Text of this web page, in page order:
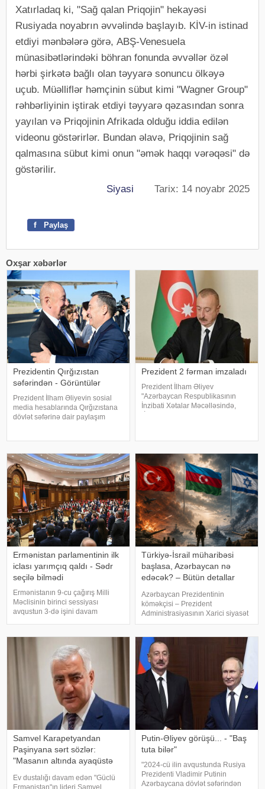
Xatırladaq ki, "Sağ qalan Priqojin" hekayəsi
Rusiyada noyabrın əvvəlində başlayıb. KİV-in istinad
etdiyi mənbələrə görə, ABŞ-Venesuela
münasibətlərindəki böhran fonunda əvvəllər özəl
hərbi şirkətə bağlı olan təyyarə sonuncu ölkəyə
uçub. Müəlliflər həmçinin sübut kimi "Wagner Group"
rəhbərliyinin iştirak etdiyi təyyarə qəzasından sonra
yayılan və Priqojinin Afrikada olduğu iddia edilən
videonu göstərirlər. Bundan əlavə, Priqojinin sağ
qalmasına sübut kimi onun "əmək haqqı vərəqəsi" də
göstərilir.
Siyasi Tarix: 14 noyabr 2025
f Paylaş
Oxşar xəbərlər
Prezidentin Qırğızıstan
səfərindən - Görüntülər
Prezident İlham Əliyevin sosial
media hesablarında Qırğızıstana
dövlət səfərinə dair paylaşım
Prezident 2 fərman imzaladı
Prezident İlham Əliyev
"Azərbaycan Respublikasının
İnzibati Xətalar Məcəlləsində,
informasiyadan qorunmas
Ermənistan parlamentinin ilk
iclası yarımçıq qaldı - Sədr
seçilə bilmədi
Ermənistanın 9-cu çağırış Milli
Məclisinin birinci sessiyası
avqustun 3-də işini davam
məlumat yayıb. Məlumata görə,
sessiya avqustun 2-si səhər
Türkiyə-İsrail müharibəsi
başlasa, Azərbaycan nə
edəcək? – Bütün detallar
Azərbaycan Prezidentinin
köməkçisi – Prezident
Administrasiyasının Xarici siyasət
məsələləri şöbəsinin müdiri
verdiyi açıqlama son illərdə
Türkiyə cəmiyyətinin müəyyən
kəsimlərind
Samvel Karapetyandan
Paşinyana sərt sözlər:
"Masanın altında ayaqüstə
Ev dustalığı davam edən "Güclü
Ermənistan"ın lideri Samvel
Putin-Əliyev görüşü... - "Baş
tuta bilər"
"2024-cü ilin avqustunda Rusiya
Prezidenti Vladimir Putinin
Azərbaycana dövlət səfərindən